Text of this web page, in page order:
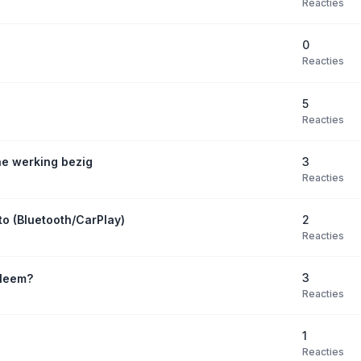
Reacties
0
Reacties
5
Reacties
werking bezig 3
Reacties
(Bluetooth/CarPlay) 2
Reacties
3
Reacties
1
Reacties